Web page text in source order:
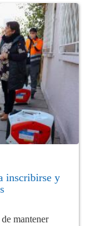
inscribirse y
mantener